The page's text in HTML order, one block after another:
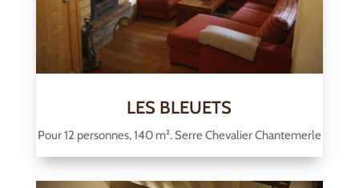
LES BLEUETS
Pour 12 personnes, 140 m². Serre Chevalier Chantemerle